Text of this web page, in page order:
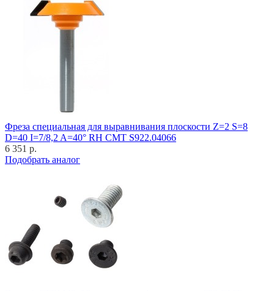
Фреза специальная для выравнивания плоскости Z=2 S=8
D=40 I=7/8,2 A=40° RH CMT S922.04066
6 351 р.
Подобрать аналог